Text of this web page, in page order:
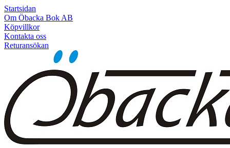
Startsidan
Om Öbacka Bok AB
Köpvillkor
Kontakta oss
Returansökan